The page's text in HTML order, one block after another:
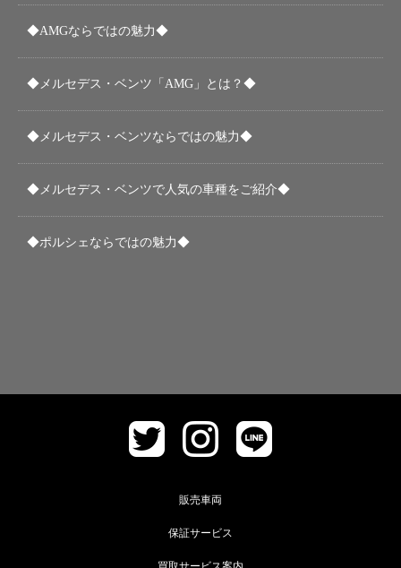
◆AMGならではの魅力◆
◆メルセデス・ベンツ「AMG」とは？◆
◆メルセデス・ベンツならではの魅力◆
◆メルセデス・ベンツで人気の車種をご紹介◆
◆ポルシェならではの魅力◆
販売車両
保証サービス